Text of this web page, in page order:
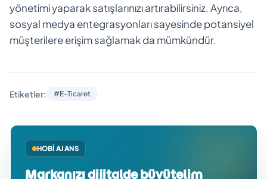
yönetimi yaparak satışlarınızı artırabilirsiniz. Ayrıca,
sosyal medya entegrasyonları sayesinde potansiyel
müşterilere erişim sağlamak da mümkündür.
Etiketler: #E-Ticaret
HOBI AJANS
Markanızı dijitalde büyütelim